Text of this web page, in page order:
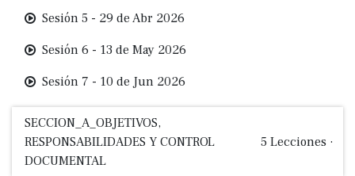
Sesión 5 - 29 de Abr 2026
Sesión 6 - 13 de May 2026
Sesión 7 - 10 de Jun 2026
SECCION_A_OBJETIVOS,
RESPONSABILIDADES Y CONTROL
DOCUMENTAL
5 Lecciones ·